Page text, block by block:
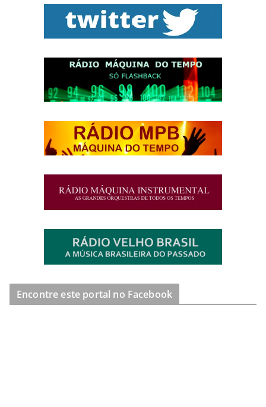
Encontre este portal no Facebook